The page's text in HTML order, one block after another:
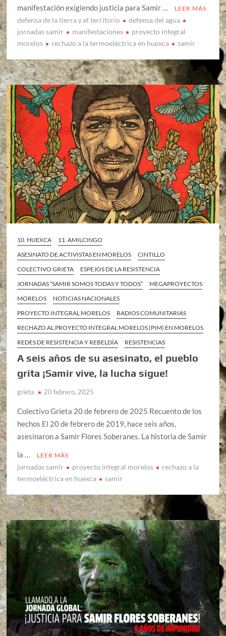
manifestación exigiendo justicia para Samir …
LEER MÁS
defensa de la tierra y el territorio
defensa del agua
jornadas samir
manifestaciones
proyecto integral
morelos
rechazo a la termoeléctrica en huexca samir
10. HUEXCA
11. AMILCINGO
ASESINATO DE ACTIVISTAS EN MORELOS
CINTILLO
COLECTIVO GRIETA
ESPEJOS DE LA RESISTENCIA
JORNADAS “SAMIR SOMOS TODAS Y TODOS”
MEGAPROYECTOS
MORELOS
NOTICIAS NACIONALES
PROYECTO INTEGRAL MORELOS
RADIOS COMUNITARIAS
RECHAZO AL PROYECTO INTEGRAL MORELOS (PIM) EN MORELOS
REDES DE RESISTENCIA Y REBELDÍA
RESISTENCIAS
A seis años de su asesinato, el pueblo
grita ¡Samir vive, la lucha sigue!
grieta 20 febrero, 2025
Colectivo Grieta 20 de febrero de 2025 Recuento de los
hechos El 20 de febrero de 2019, hace seis años,
asesinaron a Samir Flores Soberanes. La historia de Samir
la …
LEER MÁS
jornadas samir proyecto integral morelos
rechazo a la
termoeléctrica en huexca
samir